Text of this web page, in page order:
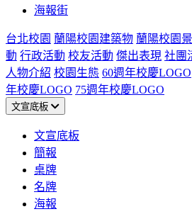
海報街
台北校園 蘭陽校園建築物 蘭陽校園
動 行政活動 校友活動 傑出表現 社團
人物介紹 校園生態 60週年校慶LOGO
年校慶LOGO 75週年校慶LOGO
文宣底板
文宣底板
簡報
桌牌
名牌
海報